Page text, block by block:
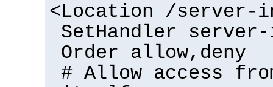
<Location /server-
SetHandler
Order allow,deny
# Allow access